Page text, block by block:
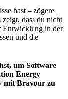
hast – zögere
zeigt, dass du nicht
Entwicklung in der
und die
um Software
Energy
mit Bravour zu